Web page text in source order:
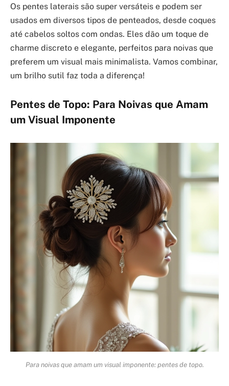
Os pentes laterais são super versáteis e podem ser
usados em diversos tipos de penteados, desde coques
até cabelos soltos com ondas. Eles dão um toque de
charme discreto e elegante, perfeitos para noivas que
preferem um visual mais minimalista. Vamos combinar,
um brilho sutil faz toda a diferença!
Pentes de Topo: Para Noivas que Amam
um Visual Imponente
Para noivas que amam um visual imponente: pentes de topo.